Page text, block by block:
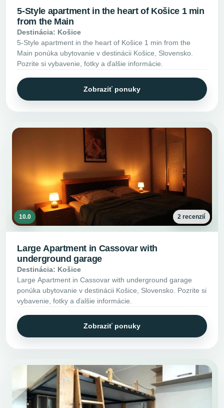
5-Style apartment in the heart of Košice 1 min
from the Main
Destinácia: Košice
5-Style apartment in the heart of Košice 1 min from the
Main ponúka ubytovanie v destinácii Košice, Slovensko.
Pozrite si vybavenie, fotky a ďalšie informácie.
Zobraziť ponuky
10.0 2 recenzií
Large Apartment in Cassovar with
underground garage
Destinácia: Košice
Large Apartment in Cassovar with underground garage
ponúka ubytovanie v destinácii Košice, Slovensko. Pozrite si
vybavenie, fotky a ďalšie informácie.
Zobraziť ponuky